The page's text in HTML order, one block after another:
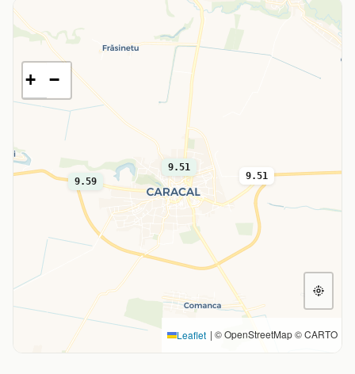
9.51
9.51
9.59
+ −
Leaflet | © OpenStreetMap © CARTO